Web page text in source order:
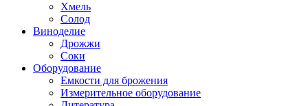
Хмель
Солод
Виноделие
Дрожжи
Соки
Оборудование
Емкости для брожения
Измерительное оборудование